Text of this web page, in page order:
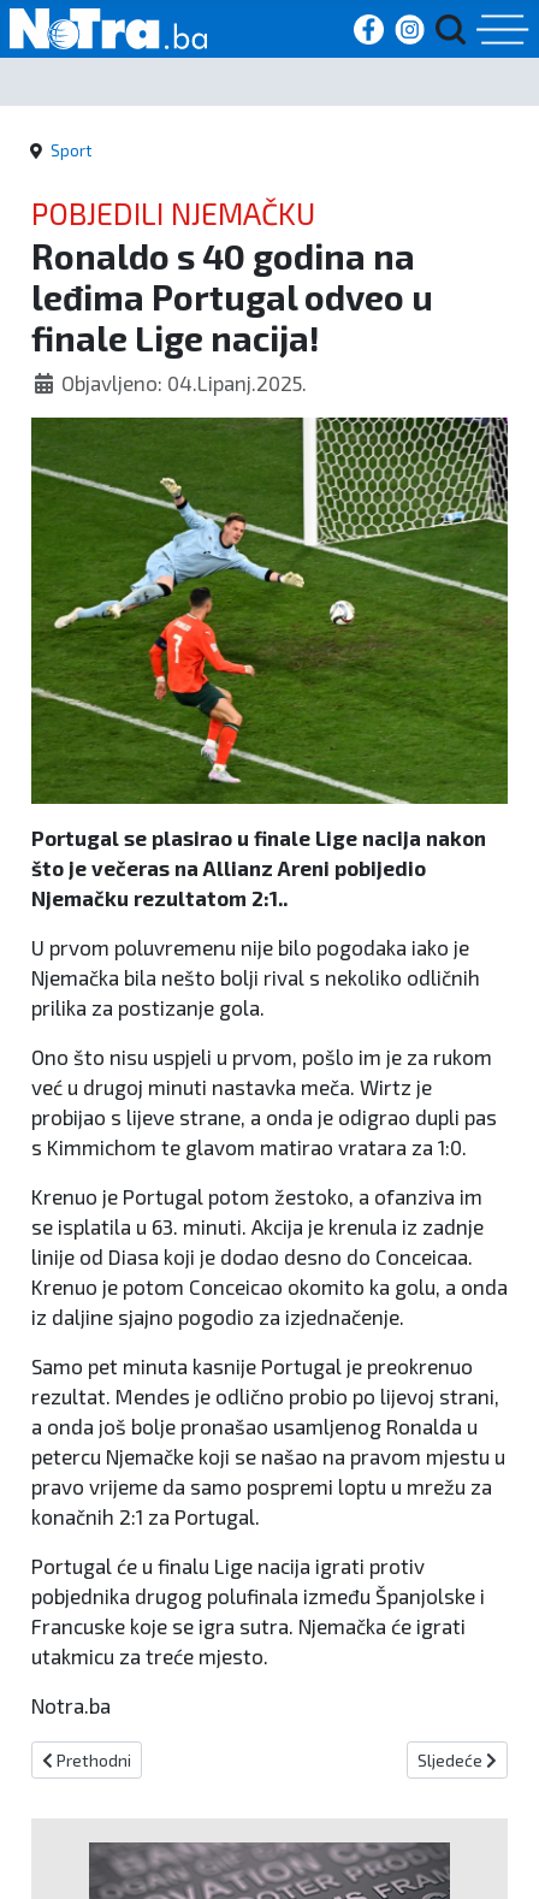
Početna
Vijesti
Sport
Kultura
Crna
kronika
Politika
Zanimljivosti
Sport
POBJEDILI NJEMAČKU
Ronaldo s 40 godina na
leđima Portugal odveo u
finale Lige nacija!
Objavljeno: 04.Lipanj.2025.
Portugal se plasirao u finale Lige nacija nakon
što je večeras na Allianz Areni pobijedio
Njemačku rezultatom 2:1..
U prvom poluvremenu nije bilo pogodaka iako je
Njemačka bila nešto bolji rival s nekoliko odličnih
prilika za postizanje gola.
Ono što nisu uspjeli u prvom, pošlo im je za rukom
već u drugoj minuti nastavka meča. Wirtz je
probijao s lijeve strane, a onda je odigrao dupli pas
s Kimmichom te glavom matirao vratara za 1:0.
Krenuo je Portugal potom žestoko, a ofanziva im
se isplatila u 63. minuti. Akcija je krenula iz zadnje
linije od Diasa koji je dodao desno do Conceicaa.
Krenuo je potom Conceicao okomito ka golu, a onda
iz daljine sjajno pogodio za izjednačenje.
Samo pet minuta kasnije Portugal je preokrenuo
rezultat. Mendes je odlično probio po lijevoj strani,
a onda još bolje pronašao usamljenog Ronalda u
petercu Njemačke koji se našao na pravom mjestu u
pravo vrijeme da samo pospremi loptu u mrežu za
konačnih 2:1 za Portugal.
Portugal će u finalu Lige nacija igrati protiv
pobjednika drugog polufinala između Španjolske i
Francuske koje se igra sutra. Njemačka će igrati
utakmicu za treće mjesto.
Notra.ba
Prethodni članak: Radeljić dobio ponudu iz inozemstva, blizu je
Prethodni Sljedeći
Sljedeće